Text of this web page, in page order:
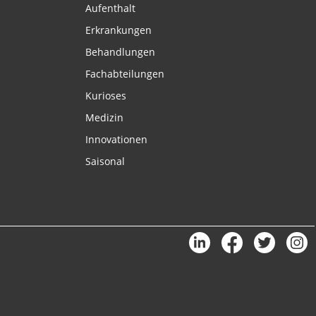
Aufenthalt
Erkrankungen
Behandlungen
Fachabteilungen
Kurioses
Medizin
Innovationen
Saisonal